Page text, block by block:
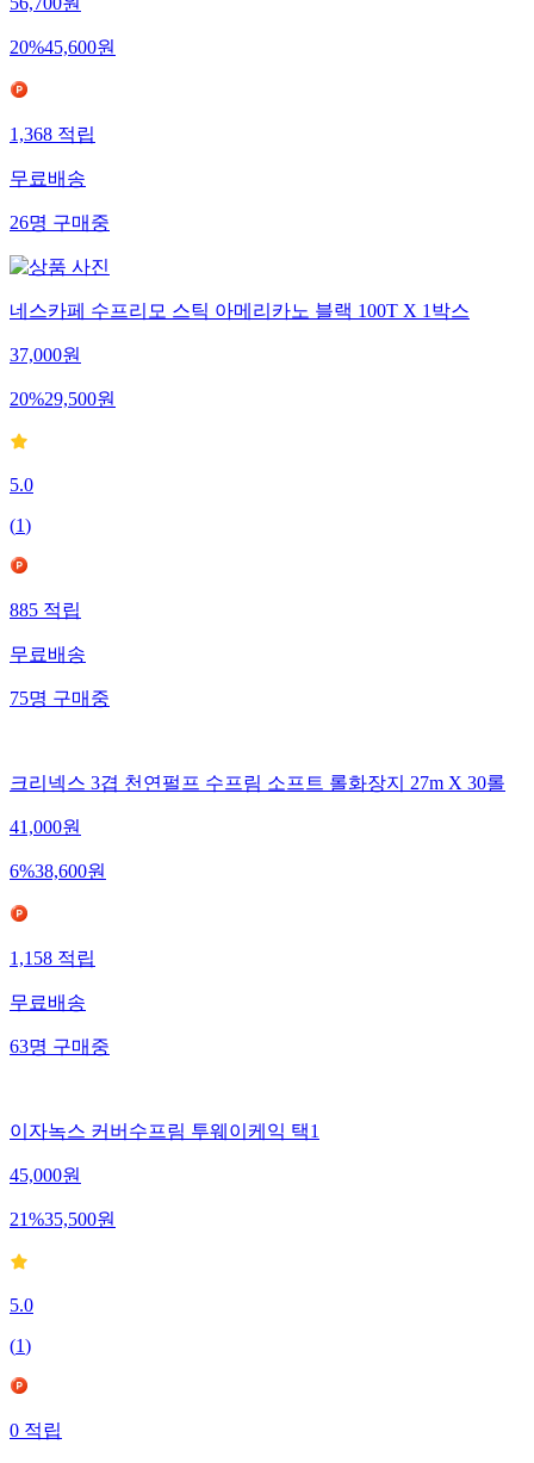
20%45,600원
1,368 적립
무료배송
26명 구매중
네스카페 수프리모 스틱 아메리카노 블랙 100T X 1박스
37,000원
20%29,500원
5.0
(1)
885 적립
무료배송
75명 구매중
크리넥스 3겹 천연펄프 수프림 소프트 롤화장지 27m X 30롤
41,000원
6%38,600원
1,158 적립
무료배송
63명 구매중
이자녹스 커버수프림 투웨이케익 택1
45,000원
21%35,500원
5.0
(1)
0 적립